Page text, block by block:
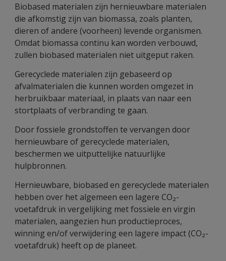
Biobased materialen zijn hernieuwbare materialen
die afkomstig zijn van biomassa, zoals planten,
dieren of andere (voorheen) levende organismen.
Omdat biomassa continu kan worden verbouwd,
zullen biobased materialen niet uitgeput raken.
Gerecyclede materialen zijn gebaseerd op
afvalmaterialen die kunnen worden omgezet in
herbruikbaar materiaal, in plaats van naar een
stortplaats of verbranding te gaan.
Door fossiele grondstoffen te vervangen door
hernieuwbare of gerecyclede materialen,
beschermen we uitputtelijke natuurlijke
hulpbronnen.
Hernieuwbare, biobased en gerecyclede materialen
hebben over het algemeen een lagere CO₂-
voetafdruk in vergelijking met fossiele en virgin
materialen, aangezien hun productieproces,
winning en/of verwijdering een lagere impact (CO₂-
voetafdruk) heeft op de planeet.